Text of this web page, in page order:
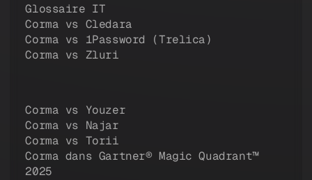
Glossaire IT
Corma vs Cledara
Corma vs 1Password (Trelica)
Corma vs Zluri
Corma vs Youzer
Corma vs Najar
Corma vs Torii
Corma dans Gartner® Magic Quadrant™
2025